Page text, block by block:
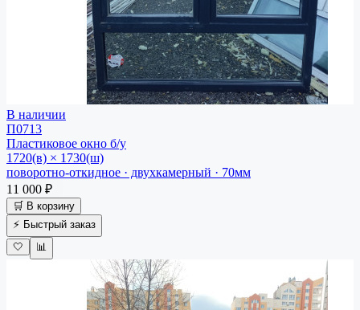
В наличии
П0713
Пластиковое окно б/у
1720(в) × 1730(ш)
поворотно-откидное · двухкамерный · 70мм
11 000 ₽
🛒 В корзину
⚡ Быстрый заказ
🤍
📊